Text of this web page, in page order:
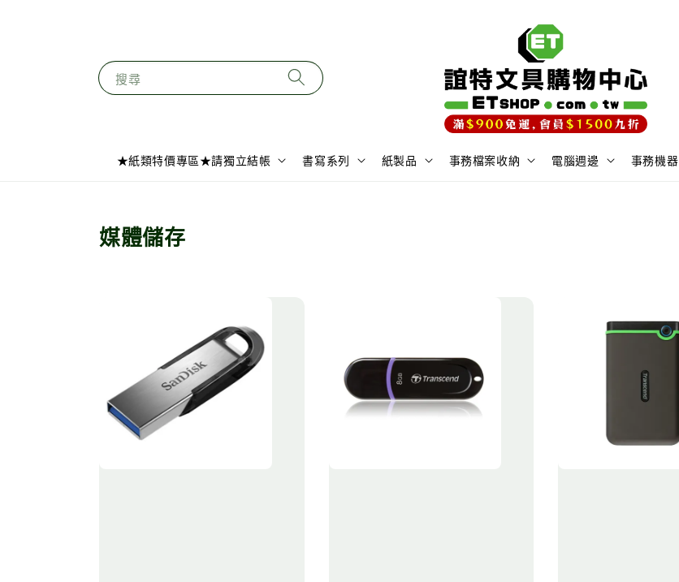
搜尋
★紙類特價專區★請獨立結帳 書寫系列 紙製品 事務檔案收納 電腦週邊 事務機器
媒體儲存